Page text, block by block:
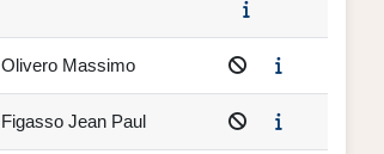
Olivero Massimo
Figasso Jean Paul